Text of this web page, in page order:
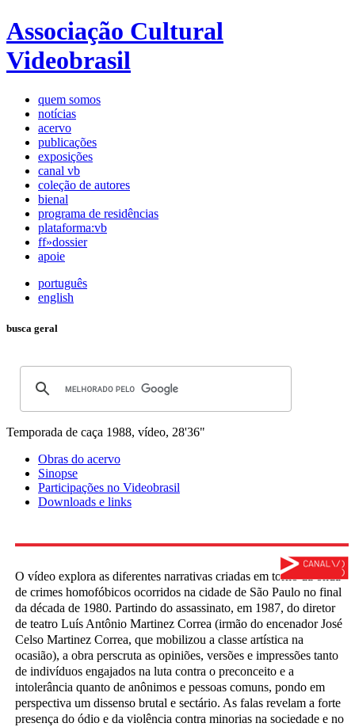
Associação Cultural
Videobrasil
quem somos
notícias
acervo
publicações
exposições
canal vb
coleção de autores
bienal
programa de residências
plataforma:vb
ff»dossier
apoie
português
english
busca geral
Temporada de caça 1988, vídeo, 28'36"
Obras do acervo
Sinopse
Participações no Videobrasil
Downloads e links
O vídeo explora as diferentes narrativas criadas em torno da onda
de crimes homofóbicos ocorridos na cidade de São Paulo no final
da década de 1980. Partindo do assassinato, em 1987, do diretor
de teatro Luís Antônio Martinez Correa (irmão do encenador José
Celso Martinez Correa, que mobilizou a classe artística na
ocasião), a obra perscruta as opiniões, versões e impressões tanto
de indivíduos engajados na luta contra o preconceito e a
intolerância quanto de anônimos e pessoas comuns, pondo em
perspectiva um dissenso brutal e sectário. As falas revelam a forte
presença do ódio e da violência contra minorias na sociedade e no